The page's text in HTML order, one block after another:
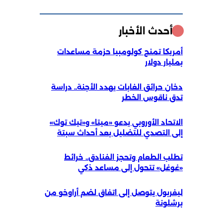
أحدث الأخبار
أمريكا تمنح كولومبيا حزمة مساعدات
بمليار دولار
دخان حرائق الغابات يهدد الأجنة.. دراسة
تدق ناقوس الخطر
الاتحاد الأوروبي يدعو «ميتا» و«تيك توك»
إلى التصدي للتضليل بعد أحداث سبتة
تطلب الطعام وتحجز الفنادق.. خرائط
«غوغل» تتحول إلى مساعد ذكي
ليفربول يتوصل إلى اتفاق لضم أراوخو من
برشلونة